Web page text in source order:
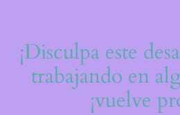
¡Disculpa este
trabajando en
¡vuelve